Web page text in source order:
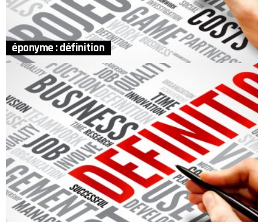
éponyme : définition